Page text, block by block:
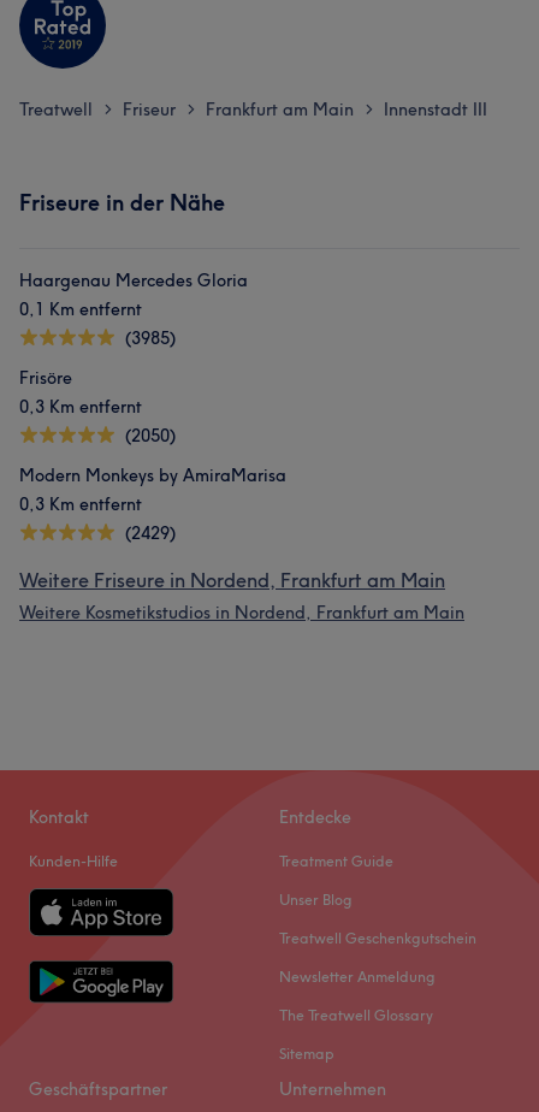
Treatwell > Friseur > Frankfurt am Main > Innenstadt III
Friseure in der Nähe
Haargenau Mercedes Gloria
0,1 Km entfernt
(3985)
Frisöre
0,3 Km entfernt
(2050)
Modern Monkeys by AmiraMarisa
0,3 Km entfernt
(2429)
Weitere Friseure in Nordend, Frankfurt am Main
Weitere Kosmetikstudios in Nordend, Frankfurt am Main
Kontakt
Kunden-Hilfe
Entdecke
Treatment Guide
Unser Blog
Treatwell Geschenkgutschein
Newsletter Anmeldung
The Treatwell Glossary
Sitemap
Geschäftspartner Unternehmen